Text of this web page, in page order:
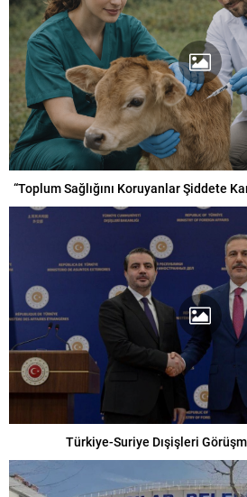
“Toplum Sağlığını Koruyanlar Şiddete
Türkiye-Suriye Dışişleri